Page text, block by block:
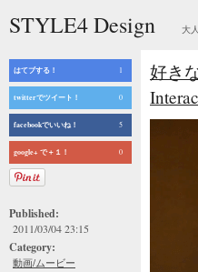
STYLE4 Design 大
はてブする！ 1
twitterでツイート！ 0
facebookでいいね！ 5
google+ で＋１！ 0
Published:
2011/03/04 23:15
Category:
動画/ムービー
好き